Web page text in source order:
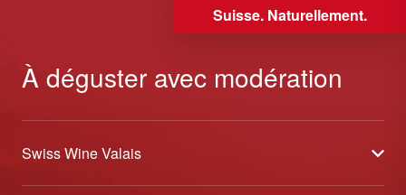
Suisse. Naturellement.
À déguster avec modération
Swiss Wine Valais
À propos